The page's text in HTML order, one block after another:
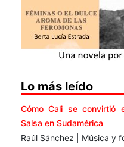
Lo más leído
Cómo Cali se convirtió
Salsa en Sudamérica
Raúl Sánchez | Música y